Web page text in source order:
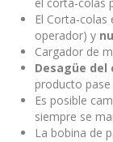
el corta-colas
El Corta-
operador) y
Cargador de
Desagüe del
producto pase
Es posible
siempre se
La bobina de